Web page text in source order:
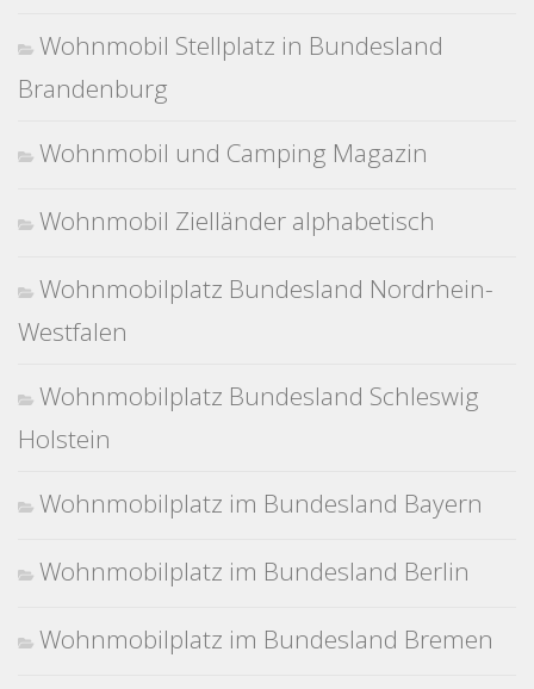
Wohnmobil Stellplatz in Bundesland
Brandenburg
Wohnmobil und Camping Magazin
Wohnmobil Zielländer alphabetisch
Wohnmobilplatz Bundesland Nordrhein-
Westfalen
Wohnmobilplatz Bundesland Schleswig
Holstein
Wohnmobilplatz im Bundesland Bayern
Wohnmobilplatz im Bundesland Berlin
Wohnmobilplatz im Bundesland Bremen